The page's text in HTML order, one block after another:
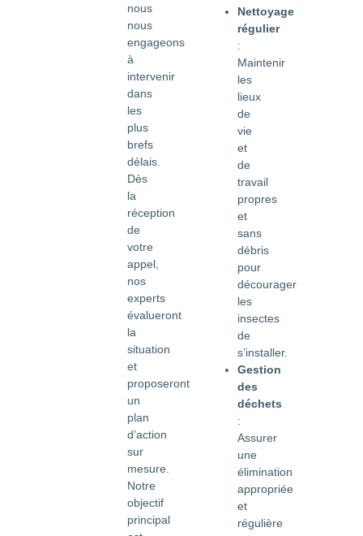
nous
nous
engageons
à
intervenir
dans
les
plus
brefs
délais.
Dès
la
réception
de
votre
appel,
nos
experts
évalueront
la
situation
et
proposeront
un
plan
d’action
sur
mesure.
Notre
objectif
principal
Nettoyage
régulier
:
Maintenir
les
lieux
de
vie
et
de
travail
propres
et
sans
débris
pour
décourager
les
insectes
de
s’installer.
Gestion
des
déchets
:
Assurer
une
élimination
appropriée
et
régulière